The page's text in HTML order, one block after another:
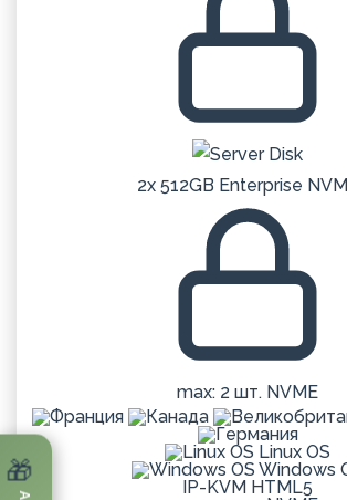
2x 512GB Enterprise
max: 2 шт. NVME
Linux OS
Windows
IP-KVM HTML5
🎁